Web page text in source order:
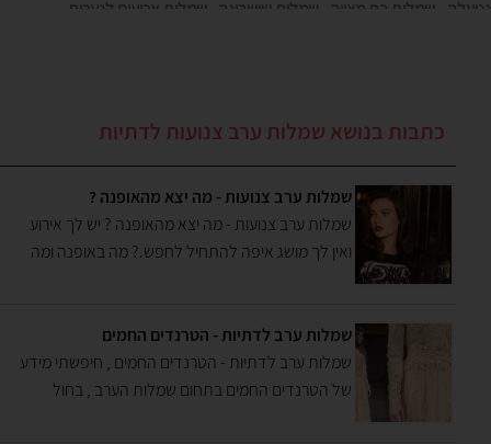
כתבות בנושא שמלות ערב צנועות לדתיות
שמלות ערב צנועות - מה יצא מהאופנה ?
שמלות ערב צנועות - מה יצא מהאופנה ? יש לך אירוע
ואין לך מושג איפה להתחיל לחפש.? מה באופנה ומה
או נשים חילוניות שמחפשות שמלות צנועות מהאופנה
האחרונה באירופה , הכתבה תעשה קצת סדר
שמלות ערב לדתיות - הטרנדים החמים
שמלות ערב לדתיות - הטרנדים החמים , חיפשתי מידע
של הטרנדים החמים בתחום שמלות הערב , בחול